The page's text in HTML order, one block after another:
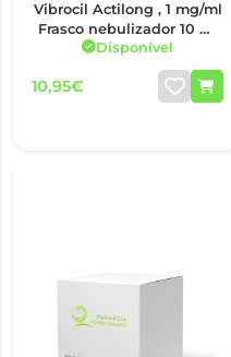
Vibrocil Actilong , 1 mg/ml
Frasco nebulizador 10 ml
Sol inal neb
Disponível
10,95€